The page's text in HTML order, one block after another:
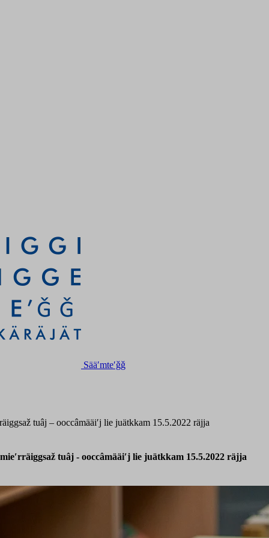
Sääʹmteʹǧǧ
tuâj – ooccâmääiʹj lie juätkkam 15.5.2022 räjja
tuâj - ooccâmääiʹj lie juätkkam 15.5.2022 räjja